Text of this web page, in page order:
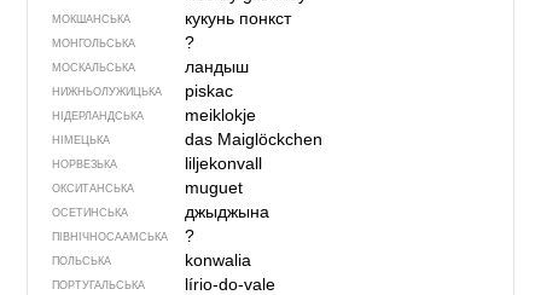
МОКШАНСЬКА кукунь понкст
МОНГОЛЬСЬКА ?
МОСКАЛЬСЬКА ландыш
НИЖНЬОЛУЖИЦЬКА piskac
НІДЕРЛАНДСЬКА meiklokje
НІМЕЦЬКА das Maiglöckchen
НОРВЕЗЬКА liljekonvall
ОКСИТАНСЬКА muguet
ОСЕТИНСЬКА джыджына
ПІВНІЧНОСААМСЬКА ?
ПОЛЬСЬКА konwalia
ПОРТУГАЛЬСЬКА lírio-do-vale